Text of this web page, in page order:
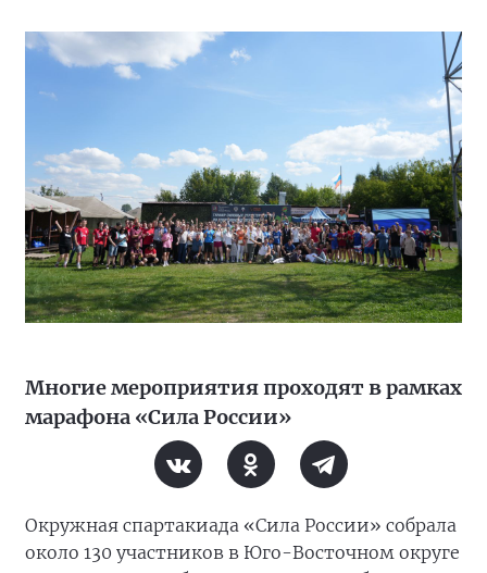
Многие мероприятия проходят в рамках
марафона «Сила России»
Окружная спартакиада «Сила России» собрала
около 130 участников в Юго-Восточном округе